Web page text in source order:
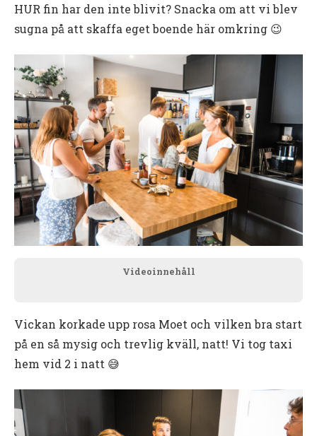
HUR fin har den inte blivit? Snacka om att vi blev
sugna på att skaffa eget boende här omkring 😉
Videoinnehåll
Vickan korkade upp rosa Moet och vilken bra start
på en så mysig och trevlig kväll, natt! Vi tog taxi
hem vid 2 i natt 😅